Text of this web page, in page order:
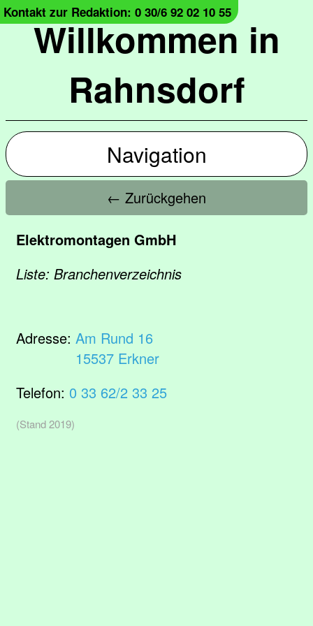
Willkommen in
Rahnsdorf
Kontakt zur Redaktion: 0 30/6 92 02 10 55
Navigation
← Zurückgehen
Elektromontagen GmbH
Liste: Branchenverzeichnis
Adresse: Am Rund 16
15537 Erkner
Telefon: 0 33 62/2 33 25
(Stand 2019)